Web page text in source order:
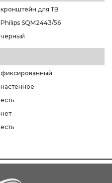
кронштейн для ТВ
Philips SQM2443/56
черный
фиксированный
настенное
есть
нет
есть